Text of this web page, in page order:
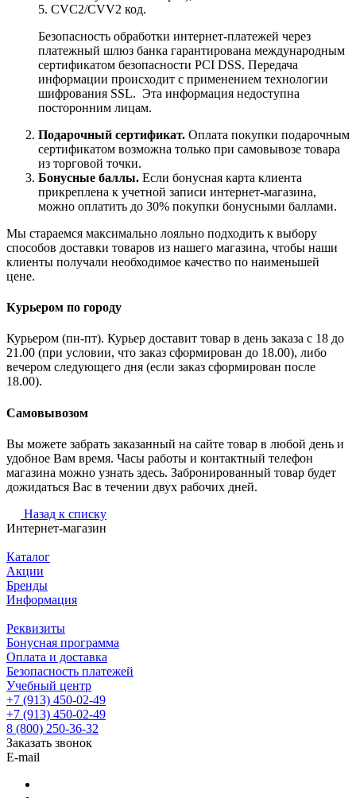
5. CVC2/CVV2 код.
Безопасность обработки интернет-платежей через
платежный шлюз банка гарантирована международным
сертификатом безопасности PCI DSS. Передача
информации происходит с применением технологии
шифрования SSL. Эта информация недоступна
посторонним лицам.
Подарочный сертификат. Оплата покупки подарочным
сертификатом возможна только при самовывозе товара
из торговой точки.
Бонусные баллы. Если бонусная карта клиента
прикреплена к учетной записи интернет-магазина,
можно оплатить до 30% покупки бонусными баллами.
Мы стараемся максимально лояльно подходить к выбору
способов доставки товаров из нашего магазина, чтобы наши
клиенты получали необходимое качество по наименьшей
цене.
Курьером по городу
Курьером (пн-пт). Курьер доставит товар в день заказа с 18 до
21.00 (при условии, что заказ сформирован до 18.00), либо
вечером следующего дня (если заказ сформирован после
18.00).
Самовывозом
Вы можете забрать заказанный на сайте товар в любой день и
удобное Вам время. Часы работы и контактный телефон
магазина можно узнать здесь. Забронированный товар будет
дожидаться Вас в течении двух рабочих дней.
Назад к списку
Интернет-магазин
Каталог
Акции
Бренды
Информация
Реквизиты
Бонусная программа
Оплата и доставка
Безопасность платежей
Учебный центр
+7 (913) 450-02-49
+7 (913) 450-02-49
8 (800) 250-36-32
Заказать звонок
E-mail